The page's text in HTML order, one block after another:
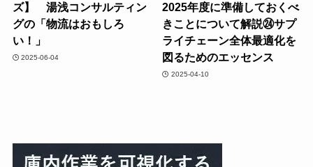
ズ】 湯浅コンサルティン
グの「物流はおもしろ
い！」
2025-06-04
2025年度に準備しておくべ
きことについて解説㉔サプ
ライチェーン全体最適化を
図るためのエッセンス
2025-04-10